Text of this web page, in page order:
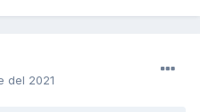
del 2021